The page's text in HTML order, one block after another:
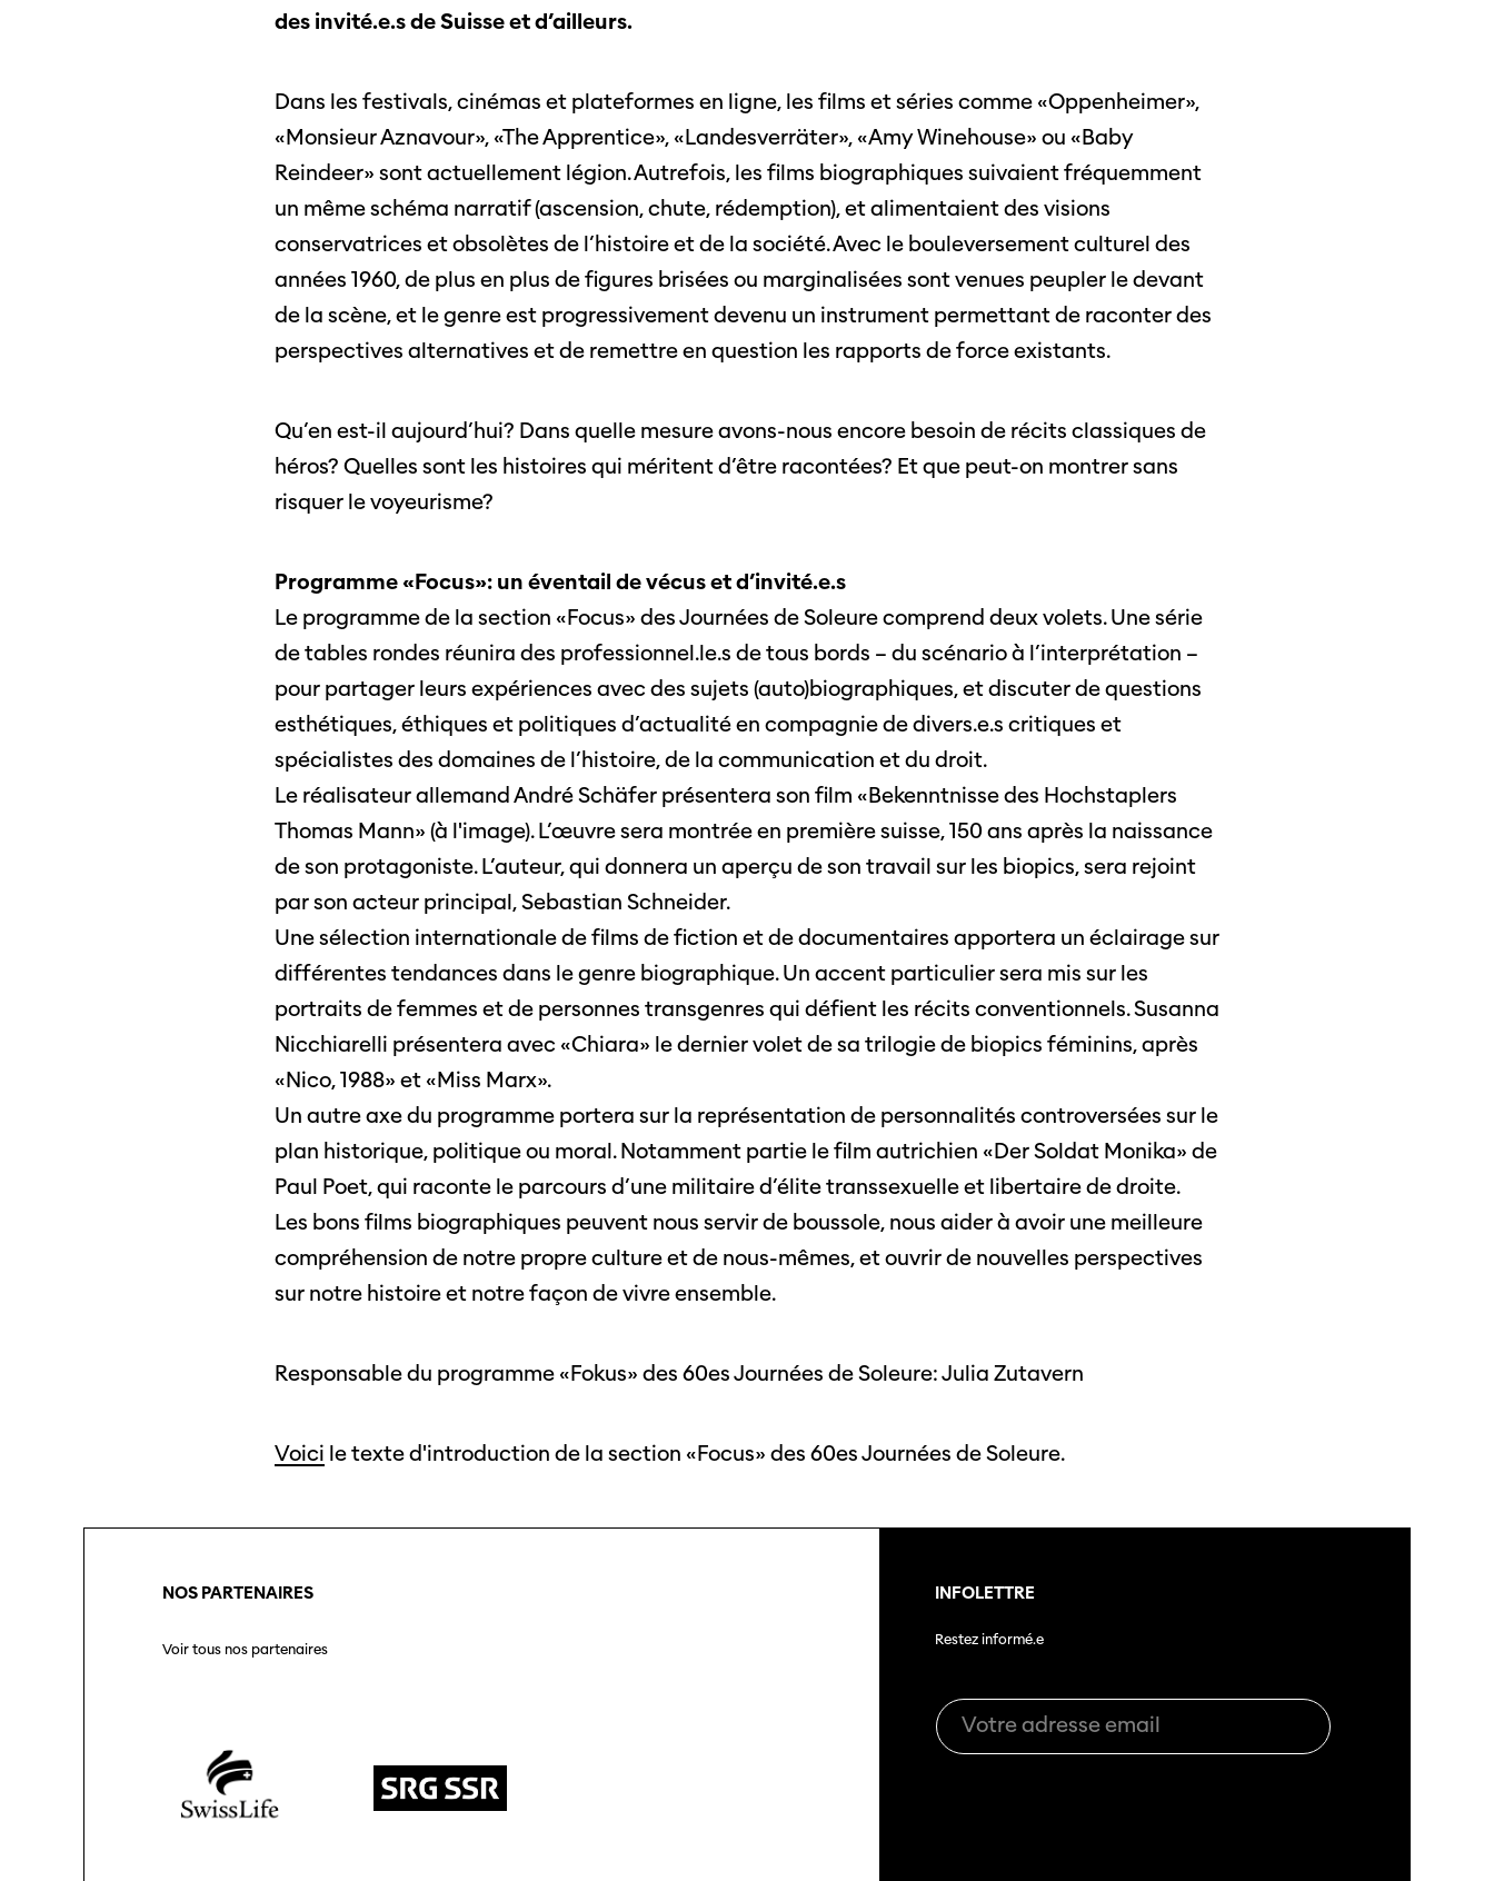
Cette page ne s'affiche pas de manière
optimale avec Internet Explorer. Veuillez
utiliser un autre navigateur.
Prix et Jurys
Partenaires
Informations pratiques
précédents
Fonds de
Se connecter
SO PRO
Offre aux
professionnels
Appels à
projets
Informations
médias
Podcast
Photos du festival
Réseaux sociaux
Instagram
Durabilité
Association
SSJS
Membres
Rapports annuels
Cinetour
«Panorama
des invité.e.s de Suisse et d’ailleurs.
Dans les festivals, cinémas et plateformes en ligne, les films et séries comme «Oppenheimer»,
«Monsieur Aznavour», «The Apprentice», «Landesverräter», «Amy Winehouse» ou «Baby
Reindeer» sont actuellement légion. Autrefois, les films biographiques suivaient fréquemment
un même schéma narratif (ascension, chute, rédemption), et alimentaient des visions
conservatrices et obsolètes de l’histoire et de la société. Avec le bouleversement culturel des
années 1960, de plus en plus de figures brisées ou marginalisées sont venues peupler le devant
de la scène, et le genre est progressivement devenu un instrument permettant de raconter des
perspectives alternatives et de remettre en question les rapports de force existants.
Qu’en est-il aujourd’hui? Dans quelle mesure avons-nous encore besoin de récits classiques de
héros? Quelles sont les histoires qui méritent d’être racontées? Et que peut-on montrer sans
risquer le voyeurisme?
Programme «Focus»: un éventail de vécus et d’invité.e.s
Le programme de la section «Focus» des Journées de Soleure comprend deux volets. Une série
de tables rondes réunira des professionnel.le.s de tous bords – du scénario à l’interprétation –
pour partager leurs expériences avec des sujets (auto)biographiques, et discuter de questions
esthétiques, éthiques et politiques d’actualité en compagnie de divers.e.s critiques et
spécialistes des domaines de l’histoire, de la communication et du droit.
Le réalisateur allemand André Schäfer présentera son film «Bekenntnisse des Hochstaplers
Thomas Mann» (à l'image). L’œuvre sera montrée en première suisse, 150 ans après la naissance
de son protagoniste. L’auteur, qui donnera un aperçu de son travail sur les biopics, sera rejoint
par son acteur principal, Sebastian Schneider.
Une sélection internationale de films de fiction et de documentaires apportera un éclairage sur
différentes tendances dans le genre biographique. Un accent particulier sera mis sur les
portraits de femmes et de personnes transgenres qui défient les récits conventionnels. Susanna
Nicchiarelli présentera avec «Chiara» le dernier volet de sa trilogie de biopics féminins, après
«Nico, 1988» et «Miss Marx».
Un autre axe du programme portera sur la représentation de personnalités controversées sur le
plan historique, politique ou moral. Notamment partie le film autrichien «Der Soldat Monika» de
Paul Poet, qui raconte le parcours d’une militaire d’élite transsexuelle et libertaire de droite.
Les bons films biographiques peuvent nous servir de boussole, nous aider à avoir une meilleure
compréhension de notre propre culture et de nous-mêmes, et ouvrir de nouvelles perspectives
sur notre histoire et notre façon de vivre ensemble.
Responsable du programme «Fokus» des 60es Journées de Soleure: Julia Zutavern
Voici le texte d'introduction de la section «Focus» des 60es Journées de Soleure.
NOS PARTENAIRES
Voir tous nos partenaires
INFOLETTRE
Restez informé.e